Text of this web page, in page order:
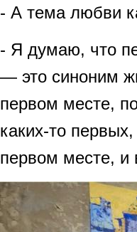
- А тема любви
- Я думаю, что
— это синоним
первом месте,
каких-то
первом месте, и